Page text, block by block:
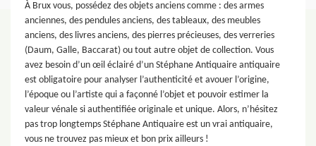
À Brux vous, possédez des objets anciens comme : des armes
anciennes, des pendules anciens, des tableaux, des meubles
anciens, des livres anciens, des pierres précieuses, des verreries
(Daum, Galle, Baccarat) ou tout autre objet de collection. Vous
avez besoin d’un œil éclairé d’un Stéphane Antiquaire antiquaire
est obligatoire pour analyser l’authenticité et avouer l’origine,
l’époque ou l’artiste qui a façonné l’objet et pouvoir estimer la
valeur vénale si authentifiée originale et unique. Alors, n’hésitez
pas trop longtemps Stéphane Antiquaire est un vrai antiquaire,
vous ne trouvez pas mieux et bon prix ailleurs !